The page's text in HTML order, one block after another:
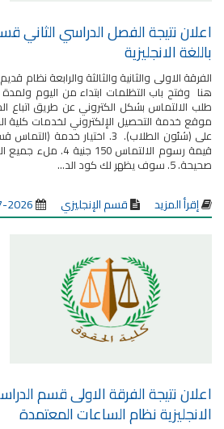
اعلان نتيجة الفصل الدراسي الثاني
باللغة الانجليزية
الفرقة الاولى والثانية والثالثة والرابعة نظام
هنا وفتح باب التظلمات ابتداء من اليوم
على (شئون الطلاب). 3. اختيار
قيمة رسوم الالتماس
صحيحة. 5. سوف يظهر لك كود الد...
إقرأ المزيد قسم الإنجليزي 2026-07-20
اعلان نتيجة الفرقة الاولى قسم
الانجليزية نظام الساعات المعتمدة